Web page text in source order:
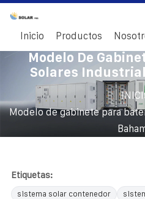
Inicio Productos
Modelo De
Solares
Modelo de gabinete para
Etiquetas:
sistema solar contenedor